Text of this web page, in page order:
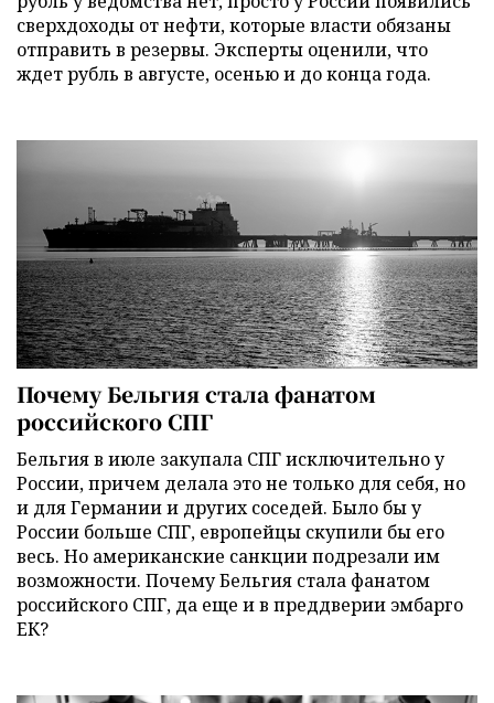
сверхдоходы от нефти, которые власти обязаны
отправить в резервы. Эксперты оценили, что
ждет рубль в августе, осенью и до конца года.
Почему Бельгия стала фанатом
российского СПГ
Бельгия в июле закупала СПГ исключительно у
России, причем делала это не только для себя, но
и для Германии и других соседей. Было бы у
России больше СПГ, европейцы скупили бы его
весь. Но американские санкции подрезали им
возможности. Почему Бельгия стала фанатом
российского СПГ, да еще и в преддверии эмбарго
ЕК?